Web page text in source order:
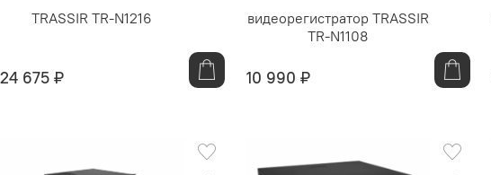
TRASSIR TR-N1216
24 675 ₽
видеорегистратор TRASSIR
TR-N1108
10 990 ₽